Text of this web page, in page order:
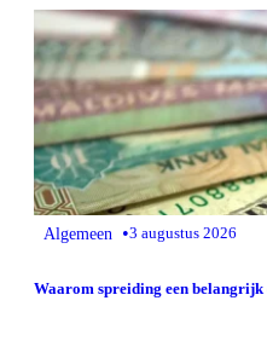
Algemeen •3 augustus 2026
Waarom spreiding een belangrijk